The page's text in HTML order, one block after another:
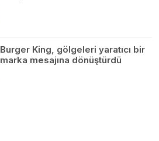
Burger King, gölgeleri yaratıcı bir
marka mesajına dönüştürdü